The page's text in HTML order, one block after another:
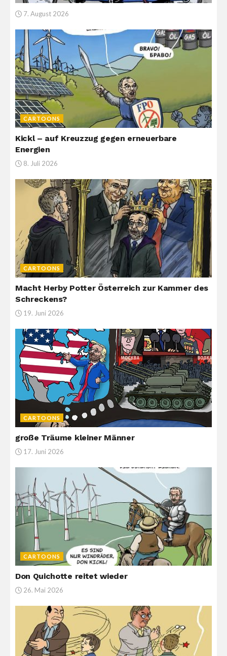
7. August 2026
CARTOONS
Kickl – auf Kreuzzug gegen erneuerbare
Energien
8. Juli 2026
CARTOONS
Macht Herby Potter Österreich zur Kammer des
Schreckens?
19. Juni 2026
CARTOONS
große Träume kleiner Männer
17. Juni 2026
CARTOONS
Don Quichotte reitet wieder
26. Mai 2026